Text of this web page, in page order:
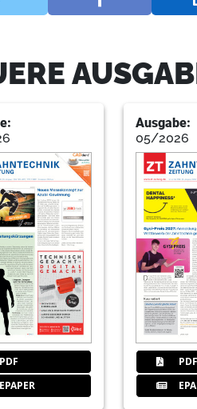
PDF
EPAPER
Ausgabe:
05/2026
PDF